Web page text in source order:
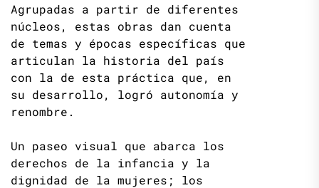
Agrupadas a partir de diferentes
núcleos, estas obras dan cuenta
de temas y épocas específicas que
articulan la historia del país
con la de esta práctica que, en
su desarrollo, logró autonomía y
renombre.
Un paseo visual que abarca los
derechos de la infancia y la
dignidad de la mujeres; los